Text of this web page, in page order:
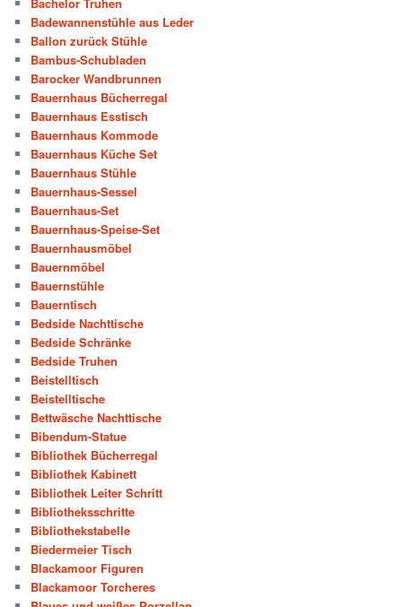
Badewannenstühle aus Leder
Ballon zurück Stühle
Bambus-Schubladen
Barocker Wandbrunnen
Bauernhaus Bücherregal
Bauernhaus Esstisch
Bauernhaus Kommode
Bauernhaus Küche Set
Bauernhaus Stühle
Bauernhaus-Sessel
Bauernhaus-Set
Bauernhaus-Speise-Set
Bauernhausmöbel
Bauernmöbel
Bauernstühle
Bauerntisch
Bedside Nachttische
Bedside Schränke
Bedside Truhen
Beistelltisch
Beistelltische
Bettwäsche Nachttische
Bibendum-Statue
Bibliothek Bücherregal
Bibliothek Kabinett
Bibliothek Leiter Schritt
Bibliotheksschritte
Bibliothekstabelle
Biedermeier Tisch
Blackamoor Figuren
Blackamoor Torcheres